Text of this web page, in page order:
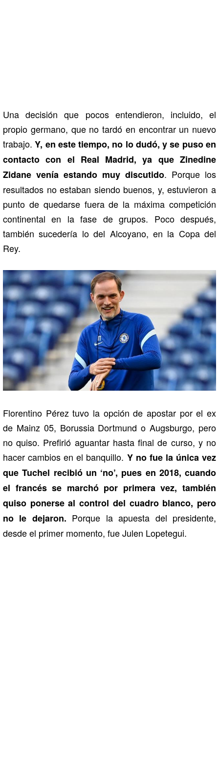
Una decisión que pocos entendieron, incluido, el
propio germano, que no tardó en encontrar un nuevo
trabajo.Y, en este tiempo, no lo dudó, y se puso en
contacto con el Real Madrid, ya que Zinedine
Zidane venía estando muy discutido. Porque los
resultados no estaban siendo buenos, y, estuvieron a
punto de quedarse fuera de la máxima competición
continental en la fase de grupos. Poco después,
también sucedería lo del Alcoyano, en la Copa del
Rey.
Florentino Pérez tuvo la opción de apostar por el ex
de Mainz 05, Borussia Dortmund o Augsburgo, pero
no quiso. Prefirió aguantar hasta final de curso, y no
hacer cambios en el banquillo. Y no fue la única vez
que Tuchel recibió un ‘no’, pues en 2018, cuando
el francés se marchó por primera vez, también
quiso ponerse al control del cuadro blanco, pero
no le dejaron. Porque la apuesta del presidente,
desde el primer momento, fue Julen Lopetegui.